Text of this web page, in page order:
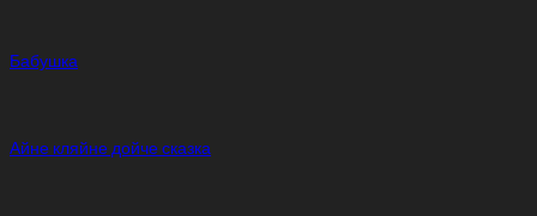
Бабушка
Айне кляйне дойче сказка